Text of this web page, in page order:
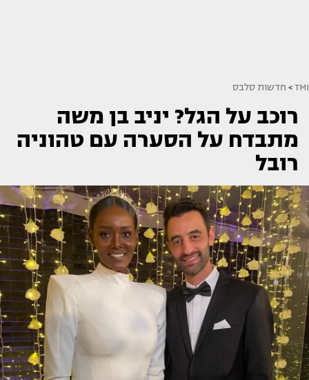
TMI
> חדשות סלבס
רוכב על הגל? יניב בן משה
מתבדח על הסערה עם טהוניה
רובל